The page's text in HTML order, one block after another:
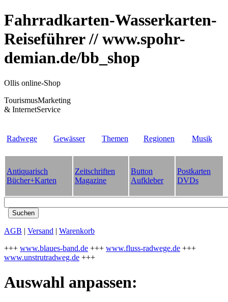
Fahrradkarten-Wasserkarten-
Reiseführer // www.spohr-
demian.de/bb_shop
Ollis online-Shop
TourismusMarketing
& InternetService
Radwege Gewässer Themen Regionen Musik
Antiquarisch
Bücher+Karten
Zeitschriften
Magazine
Button
Aufkleber
Postkarten
DVDs
AGB | Versand | Warenkorb
+++ www.blaues-band.de +++ www.fluss-radwege.de +++
www.unstrutradweg.de +++
Auswahl anpassen: